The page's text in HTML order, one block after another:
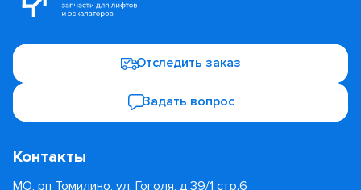
Отследить заказ
Задать вопрос
Контакты
МО, рп Томилино, ул. Гоголя, д.39/1 стр.6